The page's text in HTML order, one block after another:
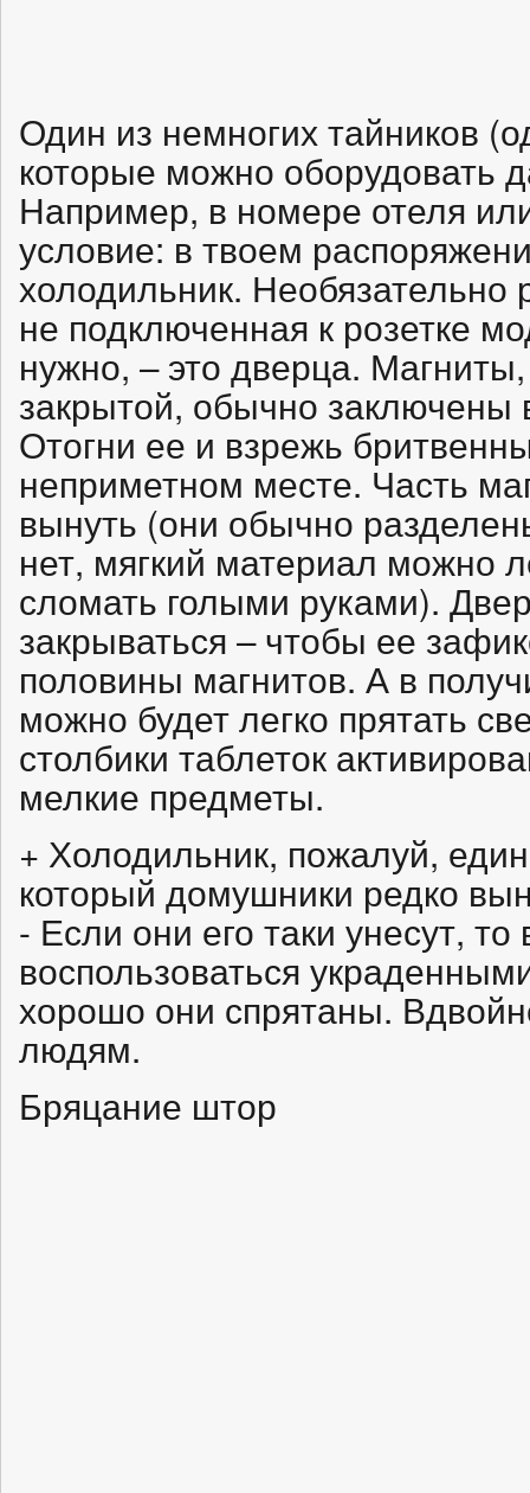
Один из немногих тайников
которые можно оборудовать
Например, в номере отеля
условие: в твоем
холодильник.
не подключенная к розетке
нужно, – это дверца.
закрытой, обычно заключены
Отогни ее и взрежь
неприметном месте. Часть
вынуть (они обычно
нет, мягкий материал можно
сломать голыми руками).
закрываться – чтобы ее
половины магнитов. А в
можно будет легко прятать
столбики таблеток
мелкие предметы.
+ Холодильник, пожалуй,
который домушники редко
- Если они его таки унесут, то
воспользоваться
хорошо они спрятаны.
людям.
Бряцание штор